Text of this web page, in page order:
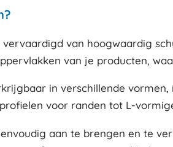
van hoogwaardig
van je producten,
in verschillende
voor randen tot L-
aan te brengen en te